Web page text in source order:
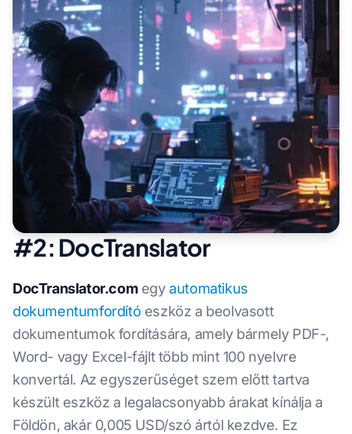
#2: DocTranslator
DocTranslator.comegyautomatikus
dokumentumfordító eszköz a beolvasott
dokumentumok fordítására, amely bármely PDF-,
Word- vagy Excel-fájlt több mint 100 nyelvre
konvertál. Az egyszerűséget szem előtt tartva
készült eszköz a legalacsonyabb árakat kínálja a
Földön, akár 0,005 USD/szó ártól kezdve. Ez